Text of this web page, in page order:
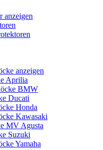
anzeigen
anzeigen
Aprilia
BMW
Ducati
Honda
Kawasaki
MV Agusta
Suzuki
Yamaha